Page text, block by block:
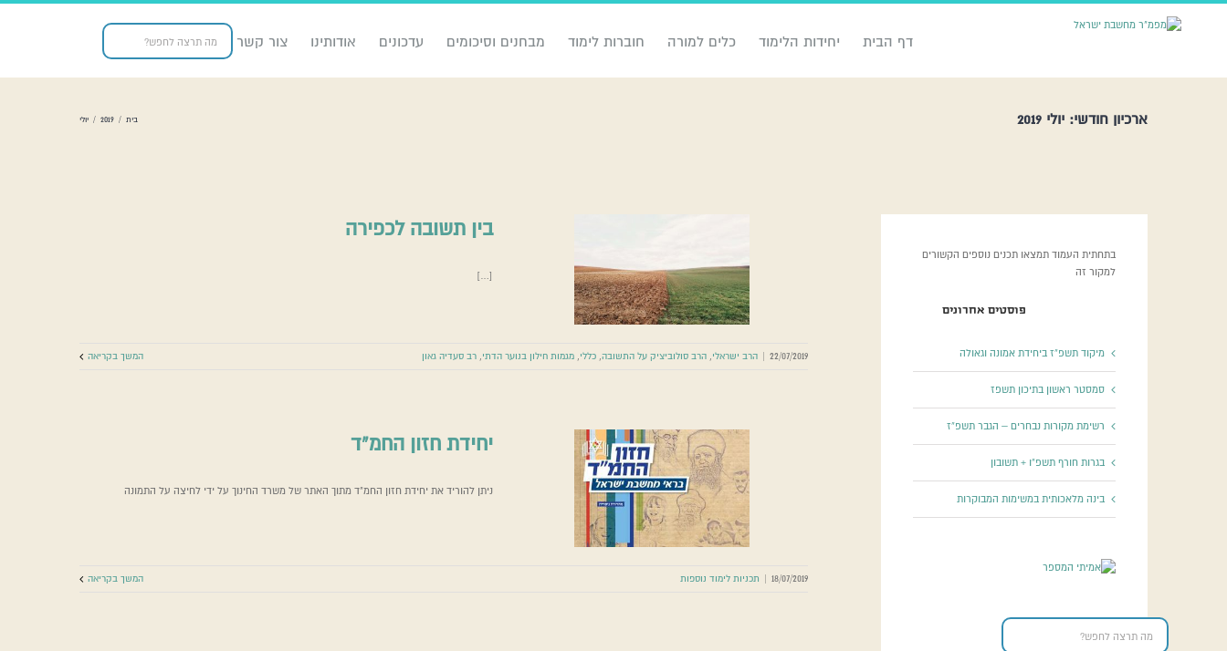
דף הבית יחידות הלימוד כלים למורה חוברות לימוד מבחנים וסיכומים עדכונים אודותינו צור קשר
ארכיון חודשי: יולי 2019 בית /
2019
/ יולי
בין תשובה לכפירה
[…]
22/07/2019 הרב ישראלי,הרב סולוביציק על התשובה,כללי,מגמות חילון בנוער הדתי,רב סעדיה גאון המשך בקריאה
יחידת חזון החמ”ד
יחידת חזון החמ”ד
ניתן להוריד את יחידת חזון החמ"ד מתוך האתר של משרד החינוך על ידי לחיצה על התמונה
18/07/2019 תכניות לימוד נוספות המשך בקריאה
בתחתית העמוד תמצאו תכנים נוספים הקשורים
למקור זה
פוסטים אחרונים
מיקוד תשפ”ז ביחידת אמונה וגאולה
סמסטר ראשון בתיכון תשפז
רשימת מקורות נבחרים – הגבר תשפ”ז
בגרות חורף תשפ”ו + תשובון
בינה מלאכותית במשימות המבוקרות